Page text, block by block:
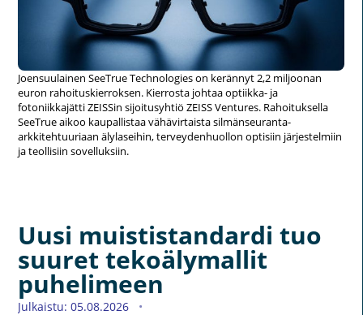
Joensuulainen SeeTrue Technologies on kerännyt 2,2 miljoonan
euron rahoituskierroksen. Kierrosta johtaa optiikka- ja
fotoniikkajätti ZEISSin sijoitusyhtiö ZEISS Ventures. Rahoituksella
SeeTrue aikoo kaupallistaa vähävirtaista silmänseuranta-
arkkitehtuuriaan älylaseihin, terveydenhuollon optisiin järjestelmiin
ja teollisiin sovelluksiin.
Uusi muististandardi tuo
suuret tekoälymallit
puhelimeen
Julkaistu: 05.08.2026